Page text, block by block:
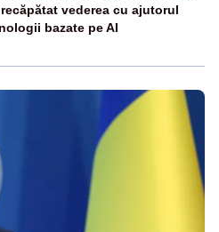
vederea cu ajutorul
bazate pe AI